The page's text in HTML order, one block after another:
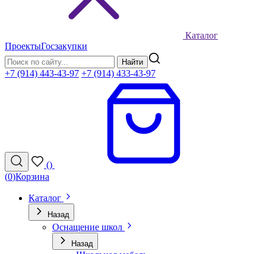
Каталог
ПроектыГосзакупки
Найти
+7 (914) 443-43-97 +7 (914) 433-43-97
()
(0)Корзина
Каталог
Назад
Оснащение школ
Назад